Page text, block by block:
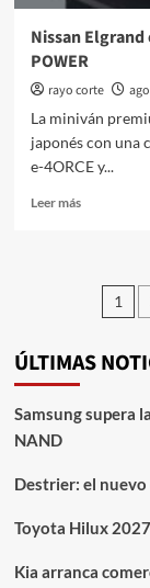
Nissan
POWER
rayo corte
La miniván
japonés con una
e-4ORCE y...
Leer másLeer
Elgrand
estrena
tecnología
e-
POWER
1
ÚLTIMAS
Samsung supera
NAND
Destrier: el
Toyota Hilux
Kia arranca